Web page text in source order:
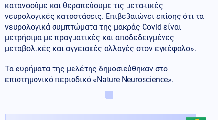
κατανοούμε και θεραπεύουμε τις μετα-ιικές
νευρολογικές καταστάσεις. Επιβεβαιώνει επίσης ότι τα
νευρολογικά συμπτώματα της μακράς Covid είναι
μετρήσιμα με πραγματικές και αποδεδειγμένες
μεταβολικές και αγγειακές αλλαγές στον εγκέφαλο».
Τα ευρήματα της μελέτης δημοσιεύθηκαν στο
επιστημονικό περιοδικό «Nature Neuroscience».